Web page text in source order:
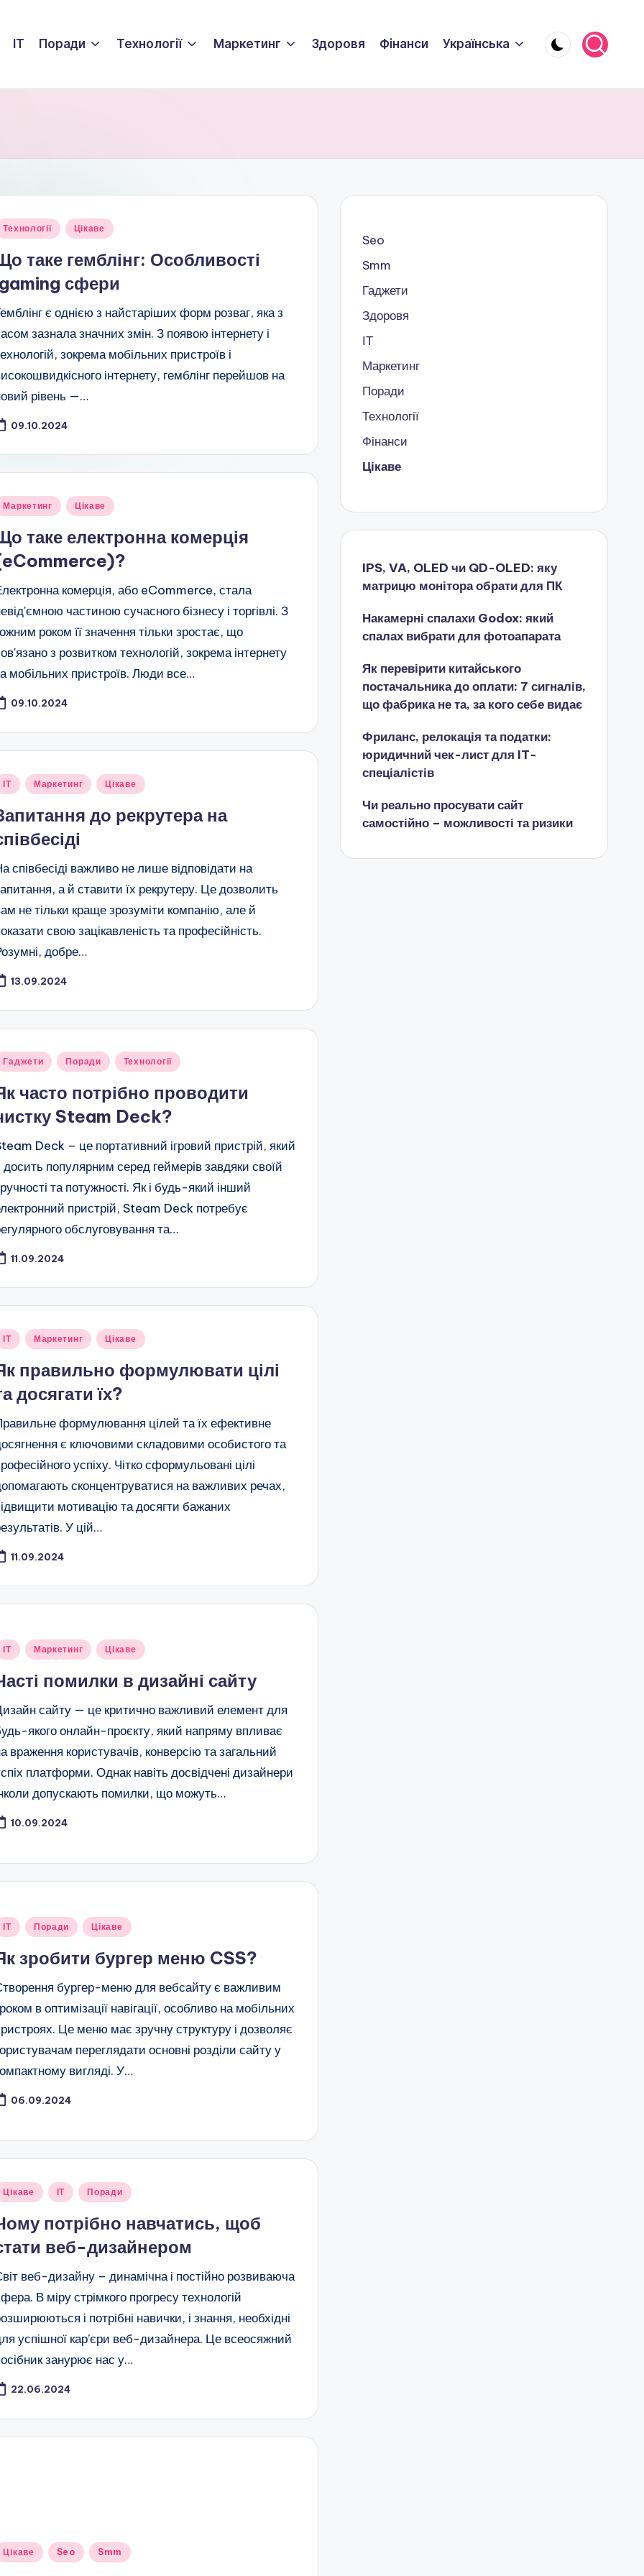
ІТ Поради Технології Маркетинг Здоровя Фінанси Українська
Технології Цікаве
таке гемблінг: Особливості
сфери
є однією з найстаріших форм розваг, яка з
зазнала значних змін. З появою інтернету і
зокрема мобільних пристроїв і
інтернету, гемблінг перейшов на
рівень —…
09.10.2024
Маркетинг Цікаве
таке електронна комерція
комерція, або eCommerce, стала
частиною сучасного бізнесу і торгівлі. З
роком її значення тільки зростає, що
з розвитком технологій, зокрема інтернету
мобільних пристроїв. Люди все…
09.10.2024
ІТ Маркетинг Цікаве
до рекрутера на
співбесіді важливо не лише відповідати на
а й ставити їх рекрутеру. Це дозволить
не тільки краще зрозуміти компанію, але й
свою зацікавленість та професійність.
добре…
13.09.2024
Гаджети Поради Технології
часто потрібно проводити
Steam Deck?
Deck – це портативний ігровий пристрій, який
досить популярним серед геймерів завдяки своїй
та потужності. Як і будь-який інший
пристрій, Steam Deck потребує
обслуговування та…
11.09.2024
ІТ Маркетинг Цікаве
правильно формулювати цілі
досягати їх?
формулювання цілей та їх ефективне
є ключовими складовими особистого та
успіху. Чітко сформульовані цілі
сконцентруватися на важливих речах,
мотивацію та досягти бажаних
У цій…
11.09.2024
ІТ Маркетинг Цікаве
помилки в дизайні сайту
сайту — це критично важливий елемент для
якого онлайн-проєкту, який напряму впливає
враження користувачів, конверсію та загальний
платформи. Однак навіть досвідчені дизайнери
допускають помилки, що можуть…
10.09.2024
ІТ Поради Цікаве
зробити бургер меню CSS?
бургер-меню для вебсайту є важливим
в оптимізації навігації, особливо на мобільних
Це меню має зручну структуру і дозволяє
переглядати основні розділи сайту у
вигляді. У…
06.09.2024
Цікаве ІТ Поради
потрібно навчатись, щоб
веб-дизайнером
веб-дизайну – динамічна і постійно розвиваюча
В міру стрімкого прогресу технологій
і потрібні навички, і знання, необхідні
успішної кар’єри веб-дизайнера. Це всеосяжний
занурює нас у…
22.06.2024
Цікаве Seo Smm
Seo
Smm
Гаджети
Здоровя
ІТ
Маркетинг
Поради
Технології
Фінанси
Цікаве
IPS, VA, OLED чи QD-OLED: яку
матрицю монітора обрати для ПК
Накамерні спалахи Godox: який
спалах вибрати для фотоапарата
Як перевірити китайського
постачальника до оплати: 7 сигналів,
що фабрика не та, за кого себе видає
Фриланс, релокація та податки:
юридичний чек-лист для IT-
спеціалістів
Чи реально просувати сайт
самостійно – можливості та ризики